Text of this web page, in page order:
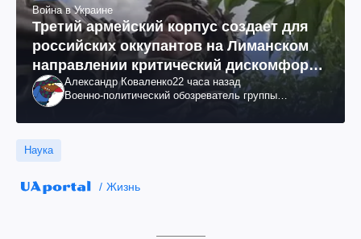
Война в Украине
Третий армейский корпус создает для
российских оккупантов на Лиманском
направлении критический дискомфорт:
как это удалось
Александр Коваленко22 часа назад
Военно-политический обозреватель группы
Наука
Жизнь